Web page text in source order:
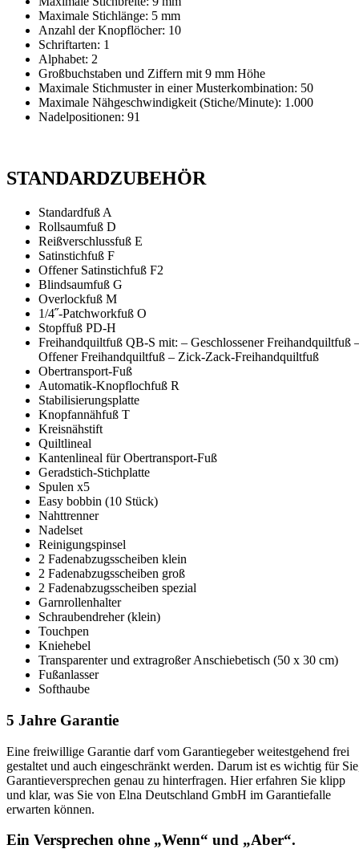
Maximale Stichlänge: 5 mm
Anzahl der Knopflöcher: 10
Schriftarten: 1
Alphabet: 2
Großbuchstaben und Ziffern mit 9 mm Höhe
Maximale Stichmuster in einer Musterkombination: 50
Maximale Nähgeschwindigkeit (Stiche/Minute): 1.000
Nadelpositionen: 91
STANDARDZUBEHÖR
Standardfuß A
Rollsaumfuß D
Reißverschlussfuß E
Satinstichfuß F
Offener Satinstichfuß F2
Blindsaumfuß G
Overlockfuß M
1/4˝-Patchworkfuß O
Stopffuß PD-H
Freihandquiltfuß QB-S mit: – Geschlossener Freihandquiltfuß
Offener Freihandquiltfuß – Zick-Zack-Freihandquiltfuß
Obertransport-Fuß
Automatik-Knopflochfuß R
Stabilisierungsplatte
Knopfannähfuß T
Kreisnähstift
Quiltlineal
Kantenlineal für Obertransport-Fuß
Geradstich-Stichplatte
Spulen x5
Easy bobbin (10 Stück)
Nahttrenner
Nadelset
Reinigungspinsel
2 Fadenabzugsscheiben klein
2 Fadenabzugsscheiben groß
2 Fadenabzugsscheiben spezial
Garnrollenhalter
Schraubendreher (klein)
Touchpen
Kniehebel
Transparenter und extragroßer Anschiebetisch (50 x 30 cm)
Fußanlasser
Softhaube
5 Jahre Garantie
Eine freiwillige Garantie darf vom Garantiegeber weitestgehend frei
gestaltet und auch eingeschränkt werden. Darum ist es wichtig für
Garantieversprechen genau zu hinterfragen. Hier erfahren Sie klipp
und klar, was Sie von Elna Deutschland GmbH im Garantiefalle
erwarten können.
Ein Versprechen ohne „Wenn“ und „Aber“.